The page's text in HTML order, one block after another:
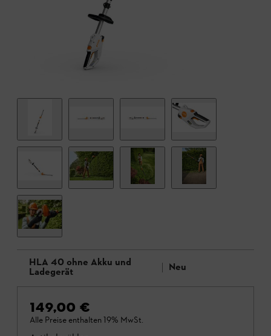
HLA 40 ohne Akku und
Ladegerät Neu
149,00 €
Alle Preise enthalten 19% MwSt.